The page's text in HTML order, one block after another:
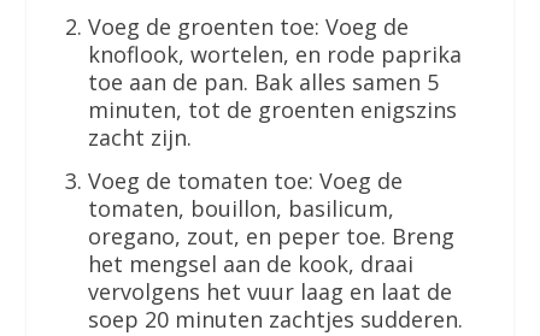
Voeg de groenten toe: Voeg de
knoflook, wortelen, en rode paprika
toe aan de pan. Bak alles samen 5
minuten, tot de groenten enigszins
zacht zijn.
Voeg de tomaten toe: Voeg de
tomaten, bouillon, basilicum,
oregano, zout, en peper toe. Breng
het mengsel aan de kook, draai
vervolgens het vuur laag en laat de
soep 20 minuten zachtjes sudderen.